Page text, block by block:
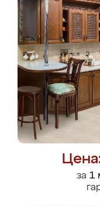
за 1